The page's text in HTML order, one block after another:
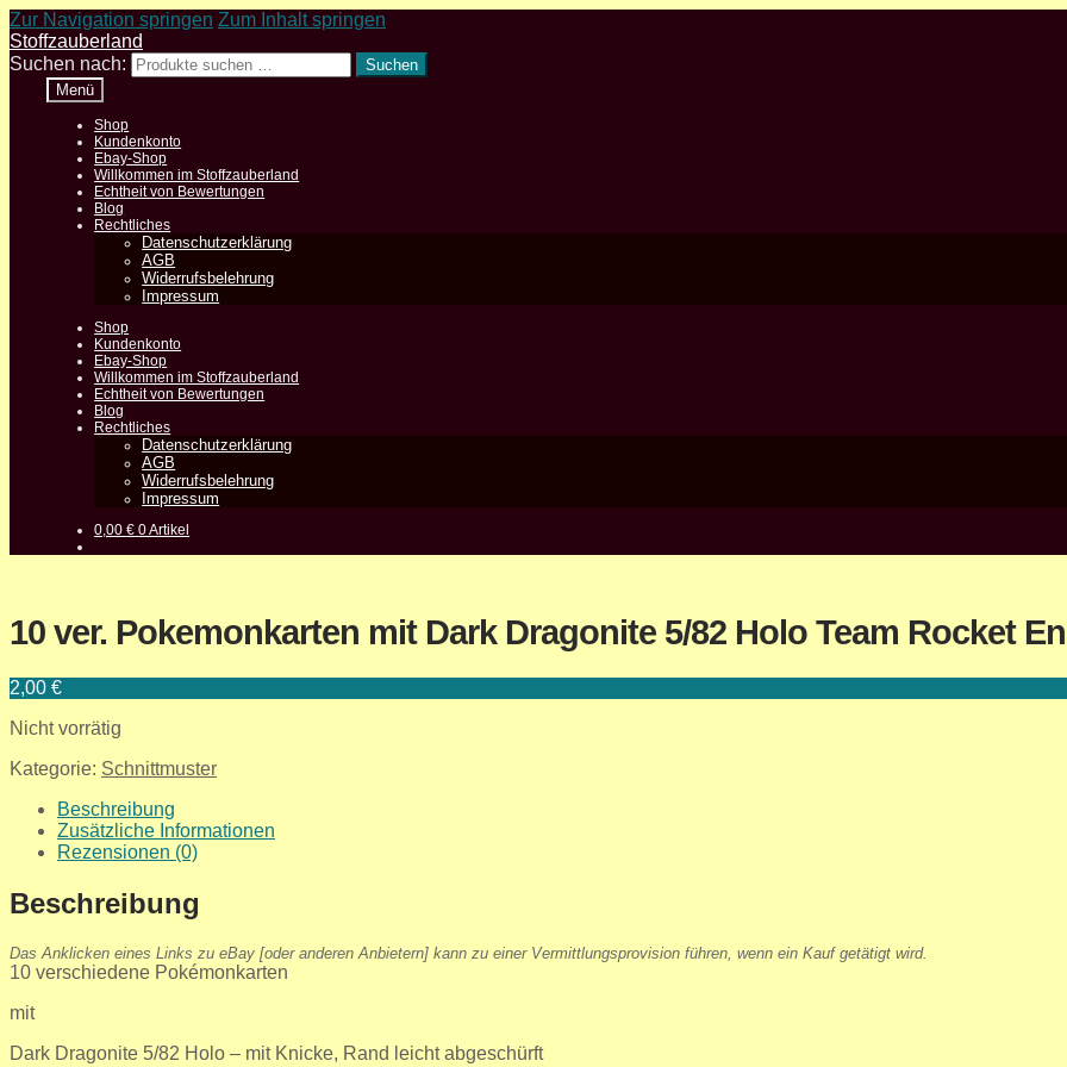
Zur Navigation springen Zum Inhalt springen
Stoffzauberland
Suchen nach:
Suchen
Menü
Shop
Kundenkonto
Ebay-Shop
Willkommen im Stoffzauberland
Echtheit von Bewertungen
Blog
Rechtliches
Datenschutzerklärung
AGB
Widerrufsbelehrung
Impressum
Shop
Kundenkonto
Ebay-Shop
Willkommen im Stoffzauberland
Echtheit von Bewertungen
Blog
Rechtliches
Datenschutzerklärung
AGB
Widerrufsbelehrung
Impressum
0,00€ 0 Artikel
10 ver. Pokemonkarten mit Dark Dragonite 5/82 Holo Team Rocket
2,00 €
Nicht vorrätig
Kategorie: Schnittmuster
Beschreibung
Zusätzliche Informationen
Rezensionen (0)
Beschreibung
Das Anklicken eines Links zu eBay [oder anderen Anbietern] kann zu einer Vermittlungsprovision führen, wenn ein Kauf getätigt wird.
10 verschiedene Pokémonkarten
mit
Dark Dragonite 5/82 Holo – mit Knicke, Rand leicht abgeschürft